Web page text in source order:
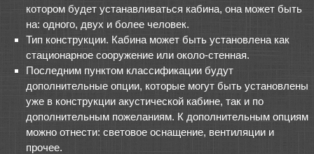
котором будет устанавливаться кабина, она может быть
на: одного, двух и более человек.
Тип конструкции. Кабина может быть установлена как
стационарное сооружение или около-стенная.
Последним пунктом классификации будут
дополнительные опции, которые могут быть установлены
уже в конструкции акустической кабине, так и по
дополнительным пожеланиям. К дополнительным опциям
можно отнести: световое оснащение, вентиляции и
прочее.